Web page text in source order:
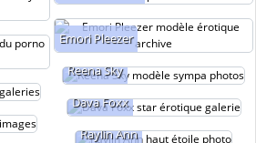
Emori Pleezer
Reena Sky
Dava Foxx
Raylin Ann